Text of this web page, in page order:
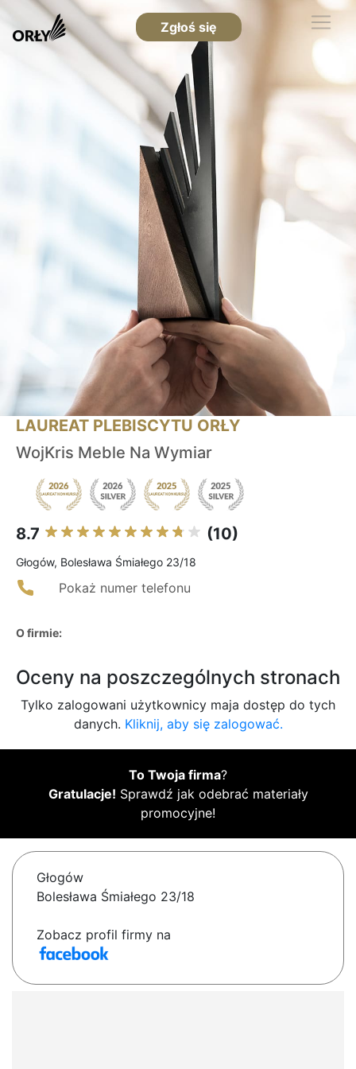
Zgłoś się
LAUREAT PLEBISCYTU ORŁY
WojKris Meble Na Wymiar
8.7 (10)
Głogów, Bolesława Śmiałego 23/18
Pokaż numer telefonu
O firmie:
Oceny na poszczególnych stronach
Tylko zalogowani użytkownicy maja dostęp do tych
danych. Kliknij, aby się zalogować.
To Twoja firma?
Gratulacje! Sprawdź jak odebrać materiały
promocyjne!
Głogów
Bolesława Śmiałego 23/18
Zobacz profil firmy na